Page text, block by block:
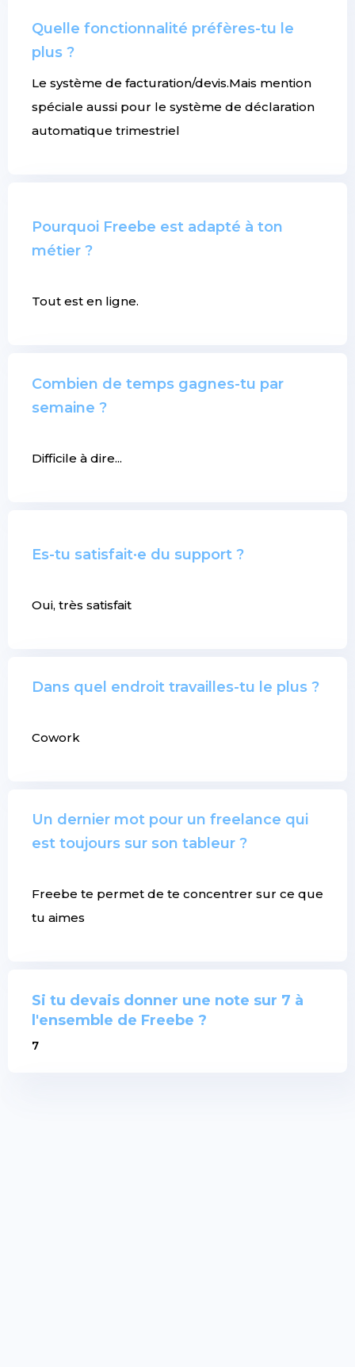
Quelle fonctionnalité préfères-tu le
plus ?
Le système de facturation/devis.Mais mention
spéciale aussi pour le système de déclaration
automatique trimestriel
Pourquoi Freebe est adapté à ton
métier ?
Tout est en ligne.
Combien de temps gagnes-tu par
semaine ?
Difficile à dire...
Es-tu satisfait·e du support ?
Oui, très satisfait
Dans quel endroit travailles-tu le plus ?
Cowork
Un dernier mot pour un freelance qui
est toujours sur son tableur ?
Freebe te permet de te concentrer sur ce que
tu aimes
Si tu devais donner une note sur 7 à
l'ensemble de Freebe ?
7